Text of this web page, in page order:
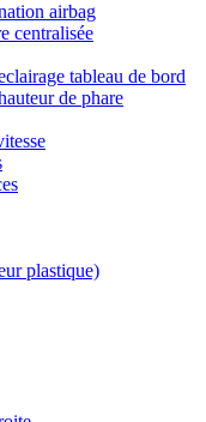
airbag
centralisée
tableau de bord
de phare
plastique)